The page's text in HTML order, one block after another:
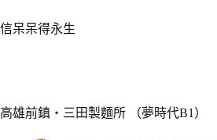
至
容
信呆呆得永生
高雄前鎮‧三田製麵所 （夢時代B1）